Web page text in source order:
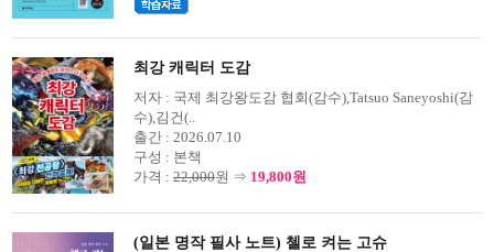
최강 캐릭터 도감
저자 : 국제 최강왕도감 협회(감수),Tatsuo Saneyoshi(감
수),김건(..
출간 : 2026.07.10
구성 : 본책
가격 : 22,000원 ⇒ 19,800원
(일본 명작 필사 노트) 첼로 켜는 고슈